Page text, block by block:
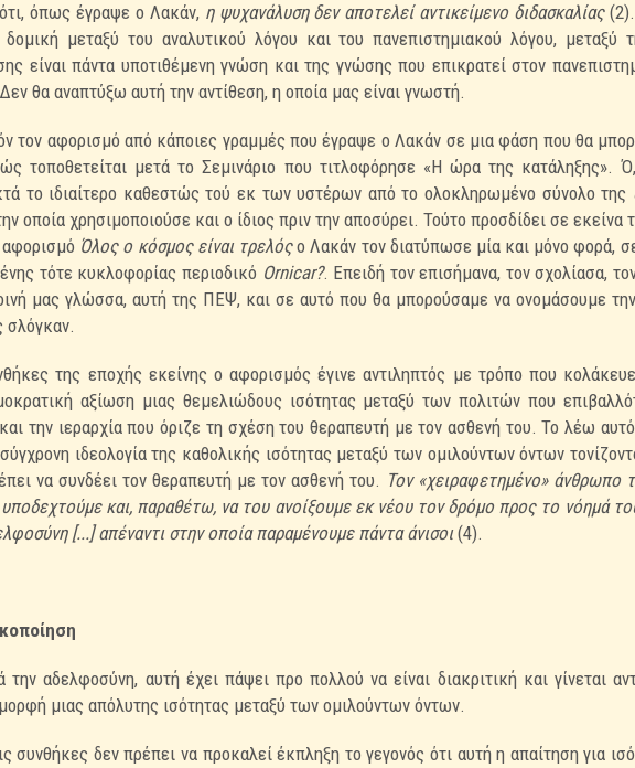
ότι, όπως έγραψε ο Λακάν, η ψυχανάλυση δεν αποτελεί αντικείμενο διδασκαλίας
μεταξύ του αναλυτικού λόγου και του πανεπιστημιακού λόγου,
είναι πάντα υποτιθέμενη γνώση και της γνώσης που επικρατεί στον
θα αναπτύξω αυτή την αντίθεση, η οποία μας είναι γνωστή.
τον αφορισμό από κάποιες γραμμές που έγραψε ο Λακάν σε μια φάση που θα
τοποθετείται μετά το Σεμινάριο που τιτλοφόρησε «Η ώρα της κατάληξης».
το ιδιαίτερο καθεστώς τού εκ των υστέρων από το ολοκληρωμένο σύνολο της
οποία χρησιμοποιούσε και ο ίδιος πριν την αποσύρει. Τούτοπροσδίδει σε εκείνα
Όλος ο κόσμος είναι τρελόςο Λακάν τον διατύπωσε μία και μόνο φορά,
τότε κυκλοφορίας περιοδικό Ornicar?. Επειδή τον επισήμανα, τον σχολίασα,
μας γλώσσα, αυτή της ΠΕΨ, και σε αυτό πουθα μπορούσαμε να ονομάσουμε την
σλόγκαν.
της εποχής εκείνης ο αφορισμός έγινε αντιληπτός με τρόπο που
αξίωση μιας θεμελιώδους ισότητας μεταξύ των πολιτών που
την ιεραρχία που όριζε τη σχέση του θεραπευτή με τον ασθενή του. Το λέω
ιδεολογία της καθολικής ισότητας μεταξύ των ομιλούντωνόντων
να συνδέει τον θεραπευτή μετον ασθενή του. Τον «χειραφετημένο» άνθρωπο
υποδεχτούμε και, παραθέτω, να του ανοίξουμε εκ νέου τον δρόμο προς το νόημά
[...] απέναντι στην οποία παραμένουμε πάντα άνισοι(4).
αδελφοσύνη, αυτή έχει πάψει προ πολλού να είναι διακριτική και γίνεται
μιας απόλυτης ισότητας μεταξύ των ομιλούντων όντων.
συνθήκες δεν πρέπει να προκαλεί έκπληξη το γεγονός ότι αυτή η απαίτηση για